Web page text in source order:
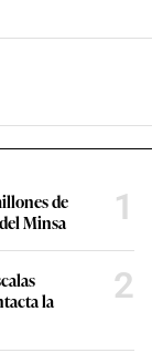
de
Minsa
1
la
2